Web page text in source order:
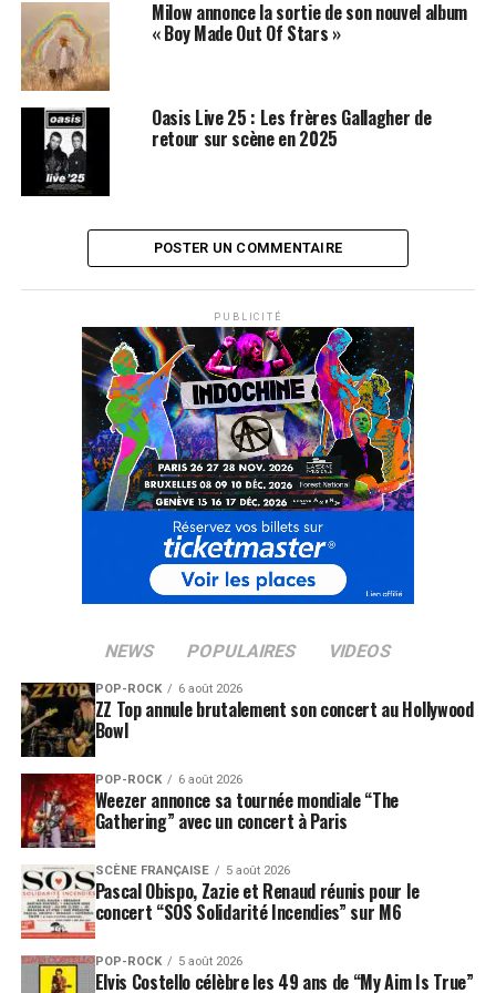
l’écologie à Hawaii.
« Jack Johnson en concert » est également disponible en
version Deluxe Edition (CD/DVD + booklet de 60 pages
documentant la tournée).
LES ALBUMS DE JACK JOHNSON SONT DISPONIBLES
SUJETS ASSOCIÉS: BEN HARPER
JACK JOHNSON
OASIS
Milow annonce la sortie de son nouvel album
« Boy Made Out Of Stars »
Oasis Live 25 : Les frères Gallagher de
retour sur scène en 2025
POSTER UN COMMENTAIRE
PUBLICITÉ
NEWS POPULAIRES VIDEOS
POP-ROCK 6 août 2026
ZZ Top annule brutalement son concert au Hollywood
Bowl
POP-ROCK 6 août 2026
Weezer annonce sa tournée mondiale “The
Gathering” avec un concert à Paris
SCÈNE FRANÇAISE 5 août 2026
Pascal Obispo, Zazie et Renaud réunis pour le
concert “SOS Solidarité Incendies” sur M6
POP-ROCK 5 août 2026
Elvis Costello célèbre les 49 ans de “My Aim Is True”